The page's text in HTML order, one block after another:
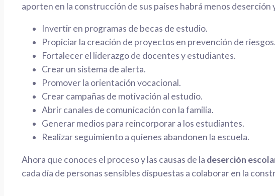
aporten en la construcción de sus países habrá menos
Invertir en programas de becas de estudio.
Propiciar la creación de proyectos en prevención de riesgos.
Fortalecer el liderazgo de docentes y estudiantes.
Crear un sistema de alerta.
Promover la orientación vocacional.
Crear campañas de motivación al estudio.
Abrir canales de comunicación con la familia.
Generar medios para reincorporar a los estudiantes.
Realizar seguimiento a quienes abandonen la escuela.
Ahora que conoces el proceso y las causas de la deserción
cada día de personas sensibles dispuestas a colaborar en la